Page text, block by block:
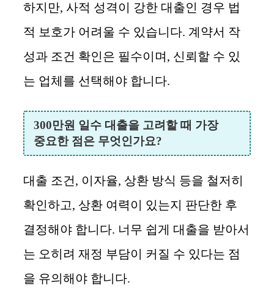
하지만, 사적 성격이 강한 대출인 경우 법
적 보호가 어려울 수 있습니다. 계약서 작
성과 조건 확인은 필수이며, 신뢰할 수 있
는 업체를 선택해야 합니다.
300만원 일수 대출을 고려할 때 가장
중요한 점은 무엇인가요?
대출 조건, 이자율, 상환 방식 등을 철저히
확인하고, 상환 여력이 있는지 판단한 후
결정해야 합니다. 너무 쉽게 대출을 받아서
는 오히려 재정 부담이 커질 수 있다는 점
을 유의해야 합니다.